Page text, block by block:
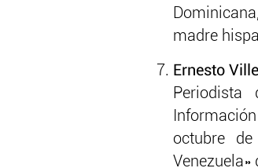
madre
Ernesto
octubre